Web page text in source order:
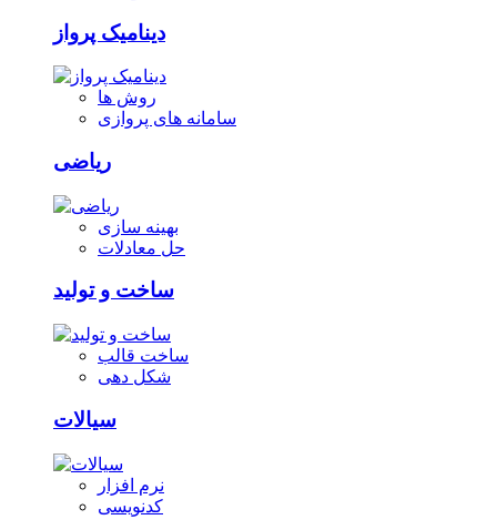
دینامیک پرواز
روش ها
سامانه های پروازی
ریاضی
بهینه سازی
حل معادلات
ساخت و تولید
ساخت قالب
شکل دهی
سیالات
نرم افزار
کدنویسی